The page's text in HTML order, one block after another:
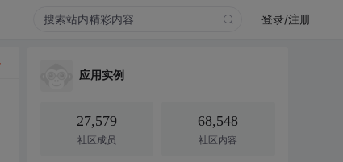
登录/注册
应用实例
27,579
社区成员
68,548
社区内容